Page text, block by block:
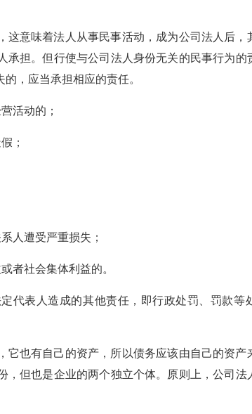
这意味着法人从事民事活动，成为公司法人后，
承担。但行使与公司法人身份无关的民事行为的
，应当承担相应的责任。
活动的；
；
人遭受严重损失；
者社会集体利益的。
代表人造成的其他责任，即行政处罚、罚款等
它也有自己的资产，所以债务应该由自己的资产
，但也是企业的两个独立个体。原则上，公司法